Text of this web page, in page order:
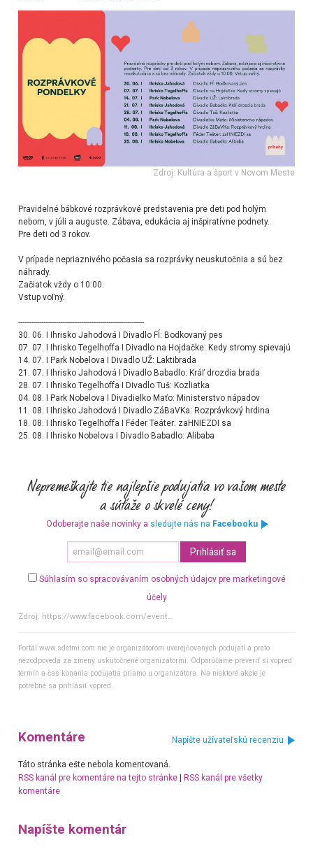
Zdroj: Kultúra a šport v Novom Meste
Pravidelné bábkové rozprávkové predstavenia pre deti pod holým
nebom, v júli a auguste. Zábava, edukácia aj inšpiratívne podnety.
Pre deti od 3 rokov.
V prípade nepriaznivého počasia sa rozprávky neuskutočnia a sú bez
náhrady.
Začiatok vždy o 10:00.
Vstup voľný.
------------------------------------------------------------
30. 06. I Ihrisko Jahodová I Divadlo FÍ: Bodkovaný pes
07. 07. I Ihrisko Tegelhoffa I Divadlo na Hojdačke: Kedy stromy spievajú
14. 07. I Park Nobelova I Divadlo UŽ: Laktibrada
21. 07. I Ihrisko Jahodová I Divadlo Babadlo: Kráľ drozdia brada
28. 07. I Ihrisko Tegelhoffa I Divadlo Tuš: Kozliatka
04. 08. I Park Nobelova I Divadielko Maťo: Ministerstvo nápadov
11. 08. I Ihrisko Jahodová I Divadlo ZáBaVKa: Rozprávkový hrdina
18. 08. I Ihrisko Tegelhoffa I Féder Teáter: zaHNIEZDI sa
25. 08. I Ihrisko Nobelova I Divadlo Babadlo: Alibaba
Odoberajte naše novinky a sledujte nás na Facebooku
Súhlasím so spracovávaním osobných údajov pre marketingové
účely
Zdroj: https://www.facebook.com/event...
Portál www.sdetmi.com nie je organizátorom uverejňovaných podujatí a preto
nezodpovedá za zmeny uskutočnené organizátormi. Odporúčame preveriť si vopred
termín a čas konania podujatia priamo u organizátora. Na niektoré akcie je
potrebné sa prihlásiť vopred.
Komentáre Napíšte užívateľskú recenziu
Táto stránka ešte nebola komentovaná.
RSS kanál pre komentáre na tejto stránke|
RSS kanál pre všetky
komentáre
Napíšte komentár